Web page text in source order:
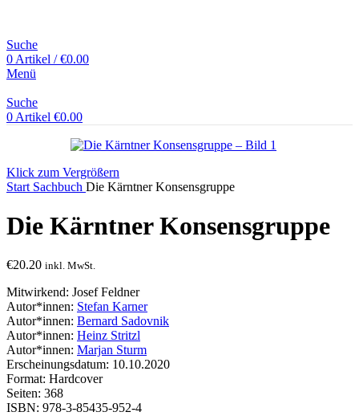
Suche
0 Artikel / €0.00
Menü
Suche
0 Artikel €0.00
Klick zum Vergrößern
Start Sachbuch Die Kärntner Konsensgruppe
Die Kärntner Konsensgruppe
€20.20 inkl. MwSt.
Mitwirkend: Josef Feldner
Autor*innen: Stefan Karner
Autor*innen: Bernard Sadovnik
Autor*innen: Heinz Stritzl
Autor*innen: Marjan Sturm
Erscheinungsdatum: 10.10.2020
Format: Hardcover
Seiten: 368
ISBN: 978-3-85435-952-4